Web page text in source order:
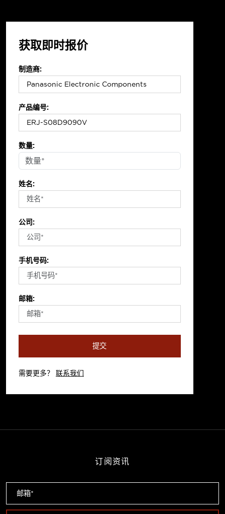
获取即时报价
制造商:
产品编号:
数量:
姓名:
公司:
手机号码:
邮箱:
提交
需要更多？ 联系我们
订阅资讯